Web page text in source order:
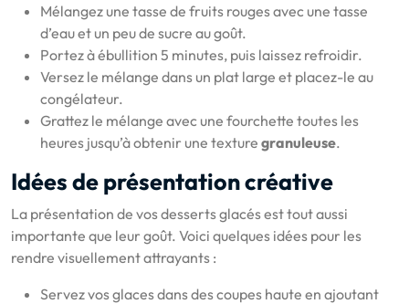
Mélangez une tasse de fruits rouges avec une tasse
d’eau et un peu de sucre au goût.
Portez à ébullition 5 minutes, puis laissez refroidir.
Versez le mélange dans un plat large et placez-le au
congélateur.
Grattez le mélange avec une fourchette toutes les
heures jusqu’à obtenir une texture granuleuse.
Idées de présentation créative
La présentation de vos desserts glacés est tout aussi
importante que leur goût. Voici quelques idées pour les
rendre visuellement attrayants :
Servez vos glaces dans des coupes haute en ajoutant